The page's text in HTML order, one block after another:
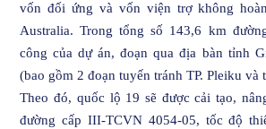
vốn đối ứng và vốn viện trợ không
Australia. Trong tổng số 143,6 km
công của dự án, đoạn qua địa bàn tỉnh
(bao gồm 2 đoạn tuyến tránh TP. Pleiku và
Theo đó, quốc lộ 19 sẽ được cải tạo,
đường cấp III-TCVN 4054-05, tốc độ